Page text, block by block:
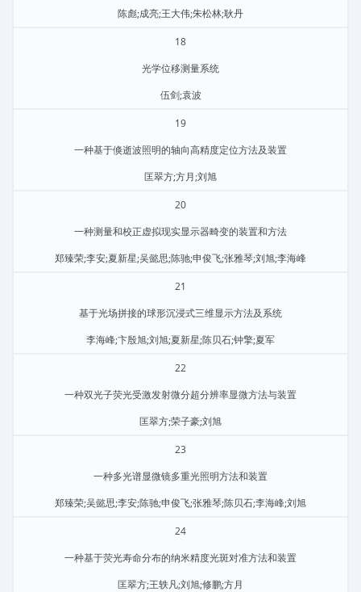
陈彪;成亮;王大伟;朱松林;耿丹
18
光学位移测量系统
伍剑;袁波
19
一种基于倏逝波照明的轴向高精度定位方法及装置
匡翠方;方月;刘旭
20
一种测量和校正虚拟现实显示器畸变的装置和方法
郑臻荣;李安;夏新星;吴懿思;陈驰;申俊飞;张雅琴;刘旭;李海峰
21
基于光场拼接的球形沉浸式三维显示方法及系统
李海峰;卞殷旭;刘旭;夏新星;陈贝石;钟擎;夏军
22
一种双光子荧光受激发射微分超分辨率显微方法与装置
匡翠方;荣子豪;刘旭
23
一种多光谱显微镜多重光照明方法和装置
郑臻荣;吴懿思;李安;陈驰;申俊飞;张雅琴;陈贝石;李海峰;刘旭
24
一种基于荧光寿命分布的纳米精度光斑对准方法和装置
匡翠方;王轶凡;刘旭;修鹏;方月